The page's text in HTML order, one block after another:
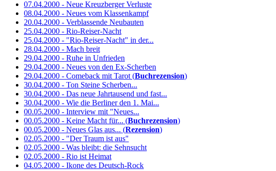
07.04.2000 - Neue Kreuzberger Verluste
08.04.2000 - Neues vom Klassenkampf
20.04.2000 - Verblassende Neubauten
25.04.2000 - Rio-Reiser-Nacht
25.04.2000 - "Rio-Reiser-Nacht" in der...
28.04.2000 - Mach breit
29.04.2000 - Ruhe in Unfrieden
29.04.2000 - Neues von den Ex-Scherben
29.04.2000 - Comeback mit Tarot (Buchrezension)
30.04.2000 - Ton Steine Scherben...
30.04.2000 - Das neue Jahrtausend und fast...
30.04.2000 - Wie die Berliner den 1. Mai...
00.05.2000 - Interview mit "Neues...
00.05.2000 - Keine Macht für... (Buchrezension)
00.05.2000 - Neues Glas aus... (Rezension)
02.05.2000 - "Der Traum ist aus"
02.05.2000 - Was bleibt: die Sehnsucht
02.05.2000 - Rio ist Heimat
04.05.2000 - Ikone des Deutsch-Rock